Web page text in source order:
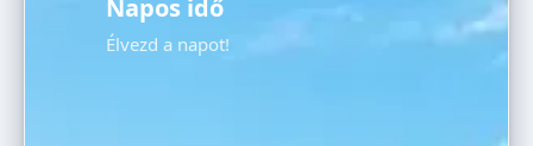
Napos idő
Élvezd a napot!